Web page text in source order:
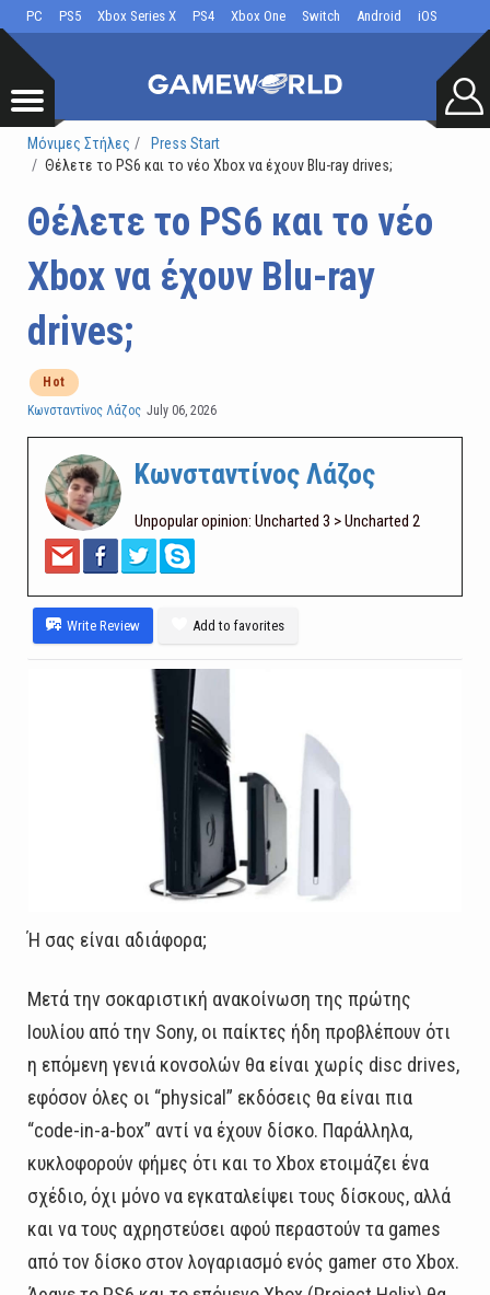
PC PS5 Xbox Series X PS4 Xbox One Switch Android iOS
Μόνιμες Στήλες
Press Start
Θέλετε το PS6 και το νέο Xbox να έχουν Blu-ray drives;
Θέλετε το PS6 και το νέο
Xbox να έχουν Blu-ray
drives;
Hot
Κωνσταντίνος Λάζος July 06, 2026
Κωνσταντίνος Λάζος
Unpopular opinion: Uncharted 3 > Uncharted 2
Write Review Add to favorites
Ή σας είναι αδιάφορα;
Μετά την σοκαριστική ανακοίνωση της πρώτης
Ιουλίου από την Sony, οι παίκτες ήδη προβλέπουν ότι
η επόμενη γενιά κονσολών θα είναι χωρίς disc drives,
εφόσον όλες οι “physical” εκδόσεις θα είναι πια
“code-in-a-box” αντί να έχουν δίσκο. Παράλληλα,
κυκλοφορούν φήμες ότι και το Xbox ετοιμάζει ένα
σχέδιο, όχι μόνο να εγκαταλείψει τους δίσκους, αλλά
και να τους αχρηστεύσει αφού περαστούν τα games
από τον δίσκο στον λογαριασμό ενός gamer στο Xbox.